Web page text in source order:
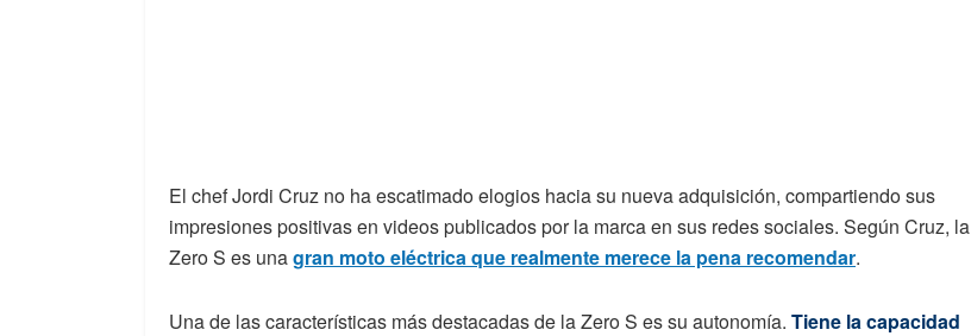
El chef Jordi Cruz no ha escatimado elogios hacia su nueva adquisición, compartiendo sus
impresiones positivas en videos publicados por la marca en sus redes sociales. Según Cruz, la
Zero S es unagran moto eléctrica que realmente merece la pena recomendar.
Una de las características más destacadas de la Zero S es su autonomía. Tiene la capacidad